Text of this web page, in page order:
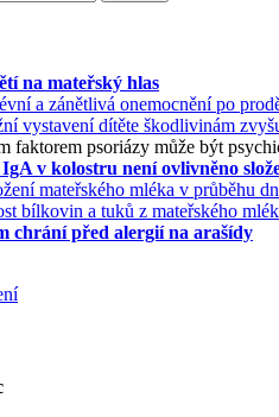
na mateřský hlas
a zánětlivá onemocnění po
vystavení dítěte škodlivinám
faktorem psoriázy může být
v kolostru není ovlivněno
mateřského mléka v průběhu
bílkovin a tuků z mateřského
chrání před alergií na arašídy